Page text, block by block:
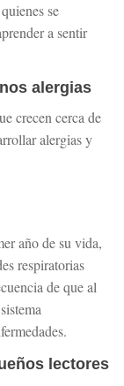
se
a sentir
alergias
crecen cerca de
alergias y
año de su vida,
respiratorias
de que al
lectores